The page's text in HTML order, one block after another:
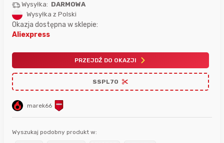
marek66
Wysyłka: DARMOWA
Wysyłka z Polski
Okazja dostępna w sklepie:
Aliexpress
PRZEJDŹ DO OKAZJI
SSPL70
Wyszukaj podobny produkt w: